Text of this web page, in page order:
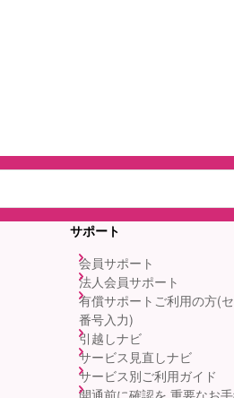
サポート
会員サポート
法人会員サポート
有償サポートご利用の方(
番号入力)
引越しナビ
サービス見直しナビ
サービス別ご利用ガイド
開通前に確認を 重要なお